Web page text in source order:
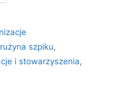
szpiku,
i stowarzyszenia,